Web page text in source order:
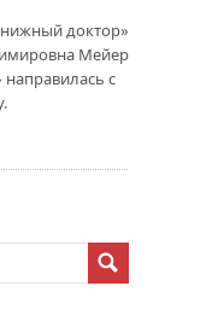
доктор»
Мейер
с